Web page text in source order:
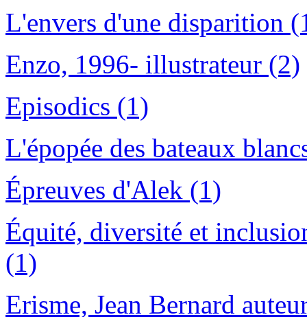
L'envers d'une disparition
Enzo, 1996- illustrateur (2)
Episodics (1)
L'épopée des bateaux
Épreuves d'Alek (1)
Équité, diversité et
(1)
Erisme, Jean Bernard